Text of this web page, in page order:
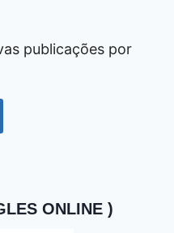
publicações por
ONLINE )